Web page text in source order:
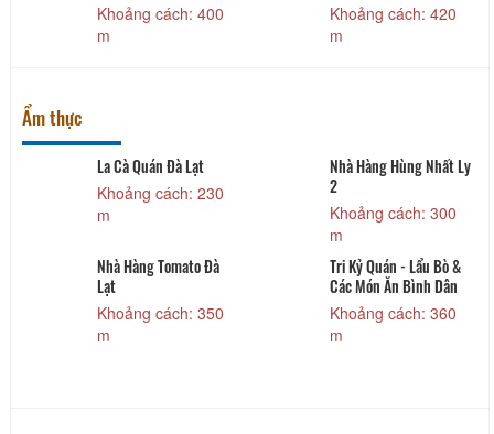
Khoảng cách: 400
m
Khoảng cách: 420
m
Ẩm thực
La Cà Quán Đà Lạt
Khoảng cách: 230
m
Nhà Hàng Hùng Nhất Ly
2
Khoảng cách: 300
m
Nhà Hàng Tomato Đà
Lạt
Khoảng cách: 350
m
Tri Kỷ Quán - Lẩu Bò &
Các Món Ăn Bình Dân
Khoảng cách: 360
m